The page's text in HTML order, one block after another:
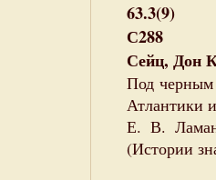
63.3(9)
С288
Сейц, Дон
Под
Атлантики
Е. В.
(Истории